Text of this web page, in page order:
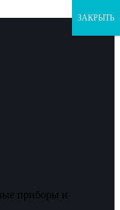
приборы и
ЗАКРЫТЬ